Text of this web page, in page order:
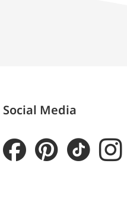
Social Media